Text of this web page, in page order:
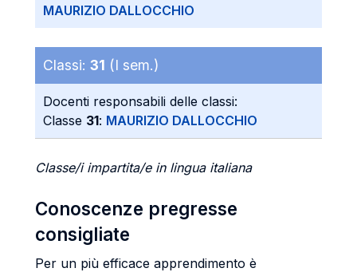
MAURIZIO DALLOCCHIO
Classi: 31 (I sem.)
Docenti responsabili delle classi:
Classe 31: MAURIZIO DALLOCCHIO
Classe/i impartita/e in lingua italiana
Conoscenze pregresse
consigliate
Per un più efficace apprendimento è